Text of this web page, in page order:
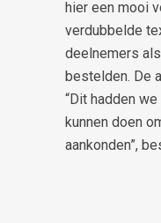
hier een mooi
verdubbelde
deelnemers
bestelden. De
“Dit hadden
kunnen doen
aankonden”,